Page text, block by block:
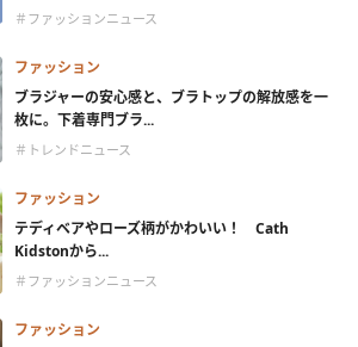
＃ファッションニュース
ファッション
ブラジャーの安心感と、ブラトップの解放感を一
枚に。下着専門ブラ...
＃トレンドニュース
ファッション
テディベアやローズ柄がかわいい！ Cath
Kidstonから...
＃ファッションニュース
ファッション